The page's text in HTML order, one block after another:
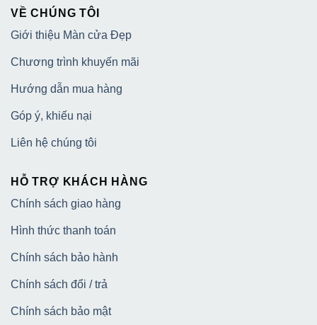
VỀ CHÚNG TÔI
Giới thiệu Màn cửa Đẹp
Chương trình khuyến mãi
Hướng dẫn mua hàng
Góp ý, khiếu nại
Liên hệ chúng tôi
HỖ TRỢ KHÁCH HÀNG
Chính sách giao hàng
Hình thức thanh toán
Chính sách bảo hành
Chính sách đổi / trả
Chính sách bảo mật